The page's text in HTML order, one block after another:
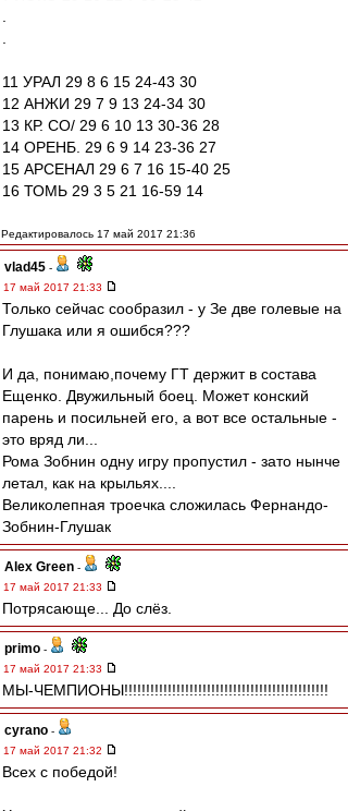
11 УРАЛ 29 8 6 15 24-43 30
12 АНЖИ 29 7 9 13 24-34 30
13 КР. СО/ 29 6 10 13 30-36 28
14 ОРЕНБ. 29 6 9 14 23-36 27
15 АРСЕНАЛ 29 6 7 16 15-40 25
16 ТОМЬ 29 3 5 21 16-59 14
Редактировалось 17 май 2017 21:36
vlad45 -
17 май 2017 21:33
Только сейчас сообразил - у Зе две голевые на
Глушака или я ошибся???
И да, понимаю,почему ГТ держит в состава
Ещенко. Двужильный боец. Может конский
парень и посильней его, а вот все остальные -
это вряд ли...
Рома Зобнин одну игру пропустил - зато нынче
летал, как на крыльях....
Великолепная троечка сложилась Фернандо-
Зобнин-Глушак
Alex Green -
17 май 2017 21:33
Потрясающе... До слёз.
primo -
17 май 2017 21:33
МЫ-ЧЕМПИОНЫ!!!!!!!!!!!!!!!!!!!!!!!!!!!!!!!!!!!!!!!!!!!!!!!
cyrano -
17 май 2017 21:32
Всех с победой!